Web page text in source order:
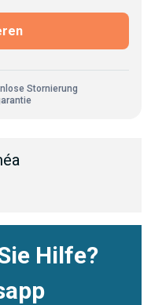
Stornierung
Hilfe?